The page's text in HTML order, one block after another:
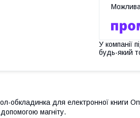
У компанії
будь-який
обкладинка для електронної книги
магніту.